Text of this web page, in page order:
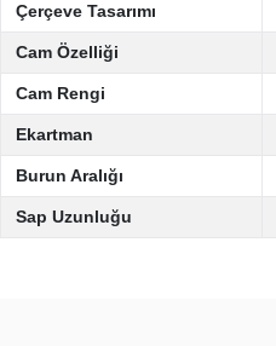
Çerçeve Tasarımı
Cam Özelliği
Cam Rengi
Ekartman
Burun Aralığı
Sap Uzunluğu